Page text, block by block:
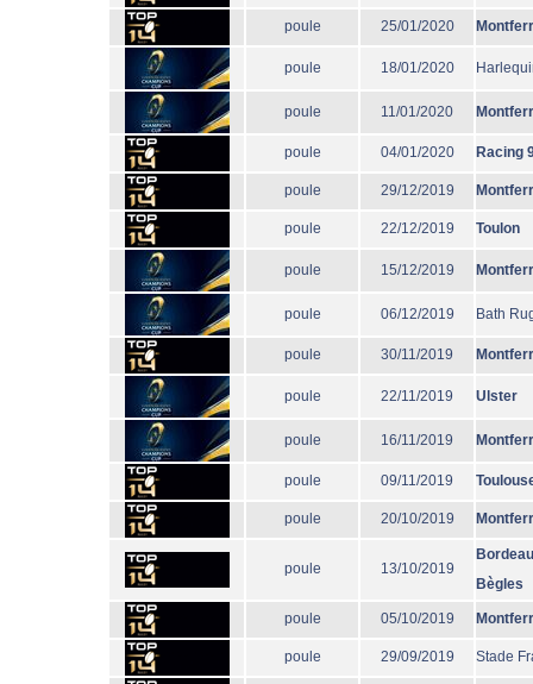
poule 25/01/2020
poule 18/01/2020
poule 11/01/2020
poule 04/01/2020 Racing
poule 29/12/2019
poule 22/12/2019 Toulon
poule 15/12/2019
poule 06/12/2019 Bath
poule 30/11/2019
poule 22/11/2019 Ulster
poule 16/11/2019
poule 09/11/2019
poule 20/10/2019
poule 13/10/2019
Bègles
poule 05/10/2019
poule 29/09/2019 Stade